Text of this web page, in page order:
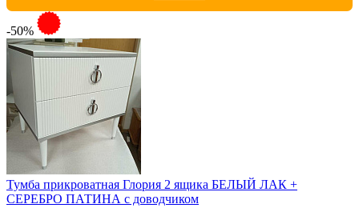
-50%
Тумба прикроватная Глория 2 ящика БЕЛЫЙ ЛАК +
СЕРЕБРО ПАТИНА с доводчиком